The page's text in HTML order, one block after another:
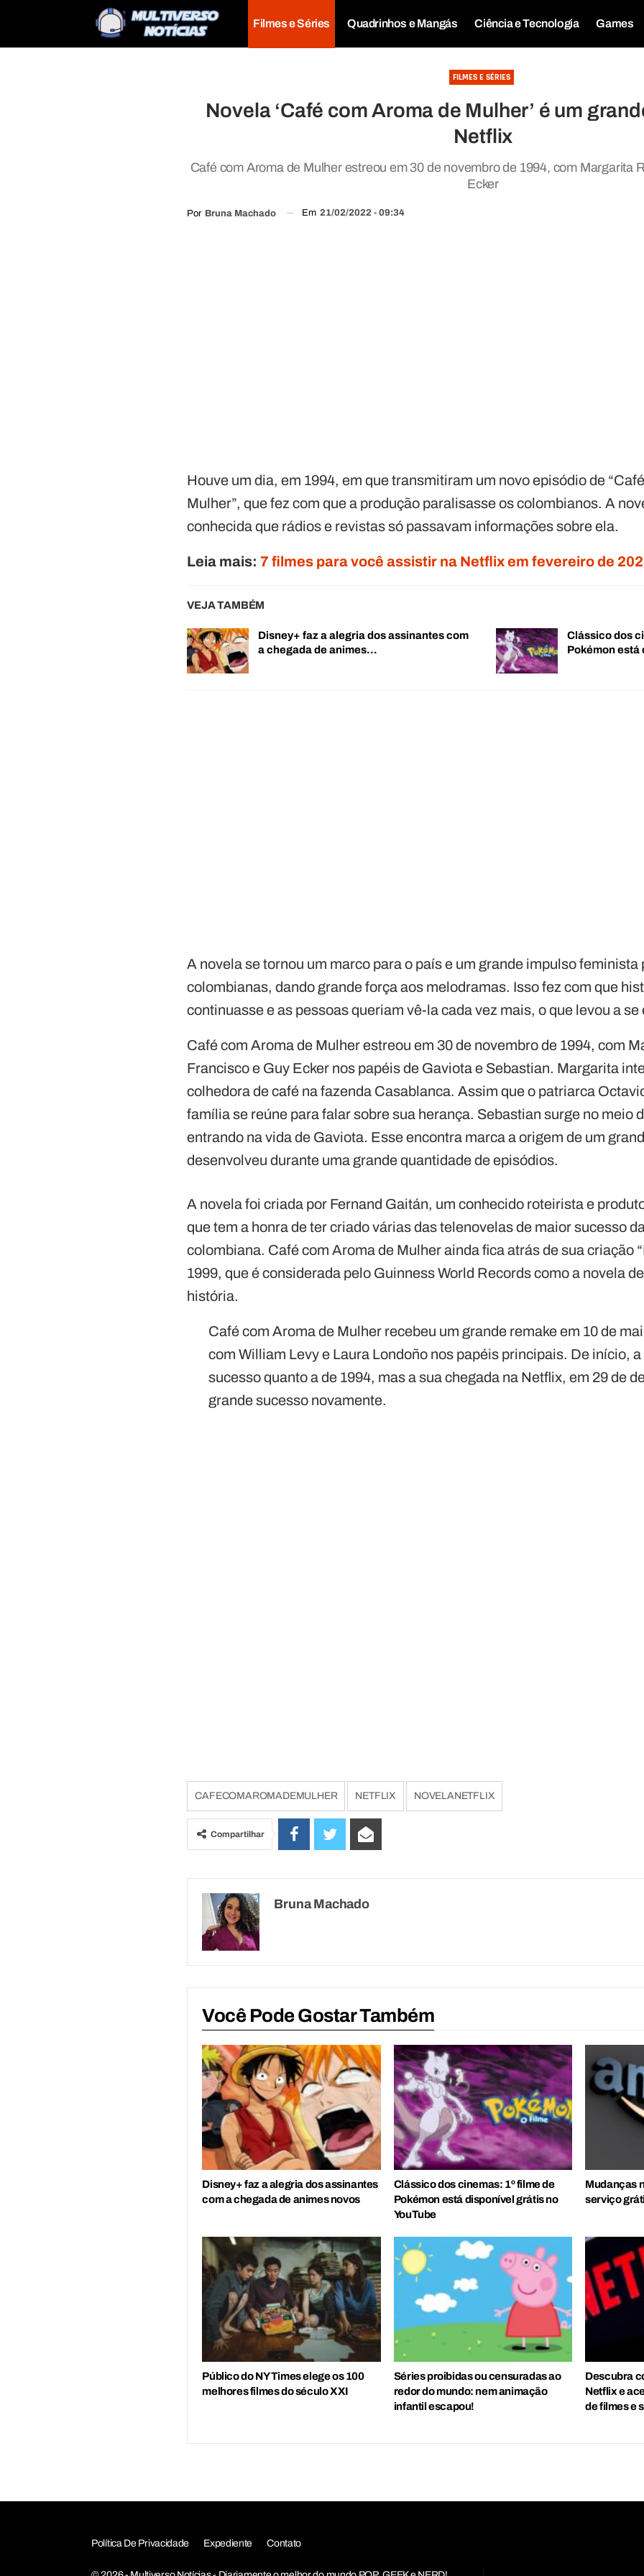
Filmes e Séries Quadrinhos e Mangás Ciência e Tecnologia Games
FILMES E SÉRIES
Novela ‘Café com Aroma de Mulher’ é um
Netflix
Café com Aroma de Mulher estreou em 30 de novembro de 1994, com Margarita
Ecker
Por Bruna Machado Em 21/02/2022 - 09:34
Houve um dia, em 1994, em que transmitiram um novo episódio de
Mulher”, que fez com que a produção paralisasse os colombianos. A
conhecida que rádios e revistas só passavam informações sobre ela.
Leia mais: 7 filmes para você assistir na Netflix em fevereiro de
VEJA TAMBÉM
Disney+ faz a alegria dos assinantes com
a chegada de animes…
Clássico dos
Pokémon
A novela se tornou um marco para o país e um grande impulso feminista
colombianas, dando grande força aos melodramas. Isso fez com que
continuasse e as pessoas queriam vê-la cada vez mais, o que levou a
Café com Aroma de Mulher estreou em 30 de novembro de 1994, com
Francisco e Guy Ecker nos papéis de Gaviota e Sebastian. Margarita
colhedora de café na fazenda Casablanca. Assim que o patriarca
família se reúne para falar sobre sua herança. Sebastian surge no meio
entrando na vida de Gaviota. Esse encontra marca a origem de um
desenvolveu durante uma grande quantidade de episódios.
A novela foi criada por Fernand Gaitán, um conhecido roteirista e
que tem a honra de ter criado várias das telenovelas de maior sucesso
colombiana. Café com Aroma de Mulher ainda fica atrás de sua criação
1999, que é considerada pelo Guinness World Records como a novela
história.
Café com Aroma de Mulher recebeu um grande remake em 10 de
com William Levy e Laura Londoño nos papéis principais. De início,
sucesso quanto a de 1994, mas a sua chegada na Netflix, em 29 de
grande sucesso novamente.
CAFECOMAROMADEMULHER NETFLIX NOVELANETFLIX
Compartilhar
Bruna Machado
Você Pode Gostar Também
Disney+ faz a alegria dos assinantes
com a chegada de animes novos
Clássico dos cinemas: 1º filme de
Pokémon está disponível grátis no
YouTube
Mudanças
serviço
Público do NY Times elege os 100
melhores filmes do século XXI
Séries proibidas ou censuradas ao
redor do mundo: nem animação
infantil escapou!
Descubra
Netflix e
de filmes e
Política De Privacidade Expediente Contato